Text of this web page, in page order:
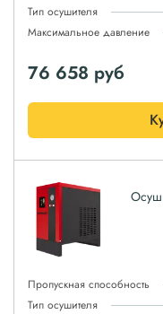
Тип осушителя
Максимальное давление
76 658 руб
Пропускная способность
Тип осушителя